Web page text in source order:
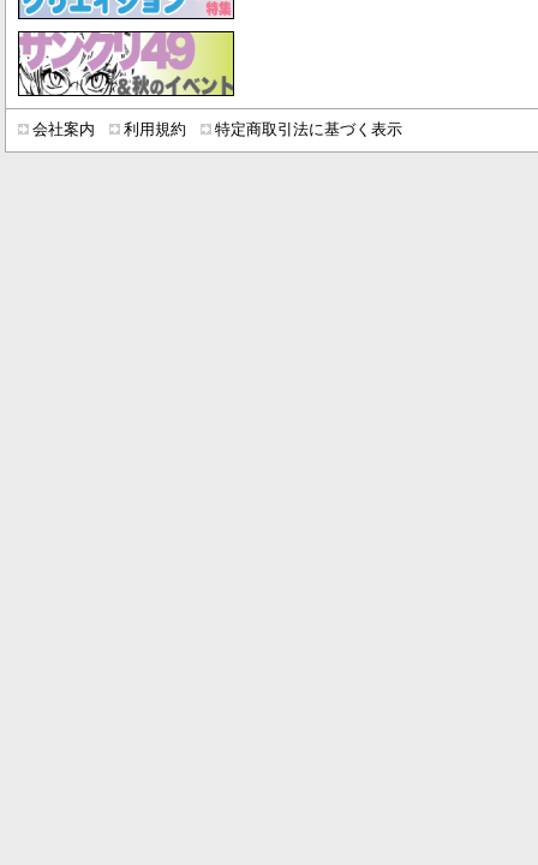
会社案内 利用規約 特定商取引法に基づく表示